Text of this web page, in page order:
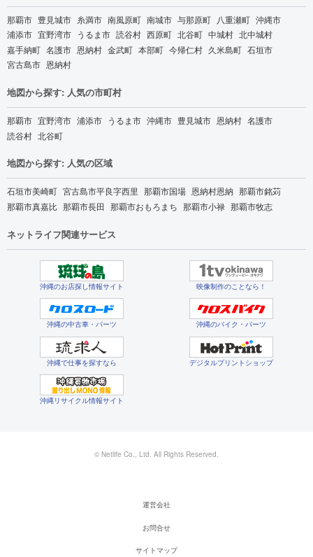
那覇市 豊見城市 糸満市 南風原町 南城市 与那原町 八重瀬町 沖縄市
浦添市 宜野湾市 うるま市 読谷村 西原町 北谷町 中城村 北中城村
嘉手納町 名護市 恩納村 金武町 本部町 今帰仁村 久米島町 石垣市
宮古島市 恩納村
地図から探す: 人気の市町村
那覇市 宜野湾市 浦添市 うるま市 沖縄市 豊見城市 恩納村 名護市
読谷村 北谷町
地図から探す: 人気の区域
石垣市美崎町 宮古島市平良字西里 那覇市国場 恩納村恩納 那覇市銘苅
那覇市真嘉比 那覇市長田 那覇市おもろまち 那覇市小禄 那覇市牧志
ネットライフ関連サービス
沖縄のお店探し情報サイト 映像制作のことなら！
沖縄の中古車・パーツ 沖縄のバイク・パーツ
沖縄で仕事を探すなら デジタルプリントショップ
沖縄リサイクル情報サイト
© Netlife Co., Ltd. All Rights Reserved.
運営会社
お問合せ
サイトマップ